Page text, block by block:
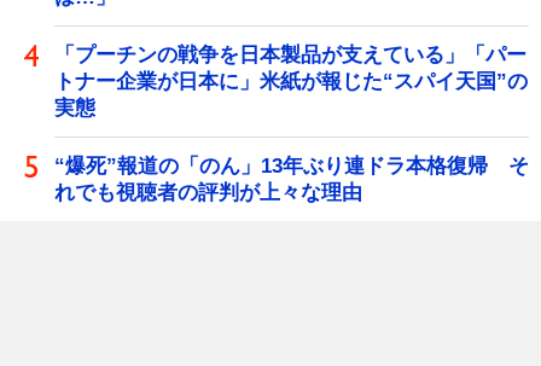
「プーチンの戦争を日本製品が支えている」「パー
トナー企業が日本に」米紙が報じた“スパイ天国”の
実態
“爆死”報道の「のん」13年ぶり連ドラ本格復帰 そ
れでも視聴者の評判が上々な理由